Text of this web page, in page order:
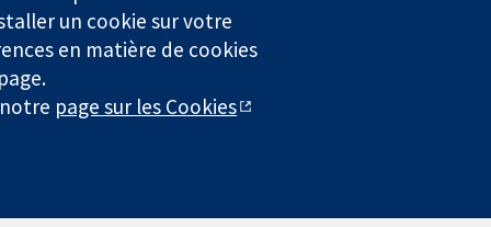
Cochrane Library
enregistrée en Angleterre et au Pays de Galles. Numéro de
un cookie sur votre
en matière de cookies
page sur les Cookies